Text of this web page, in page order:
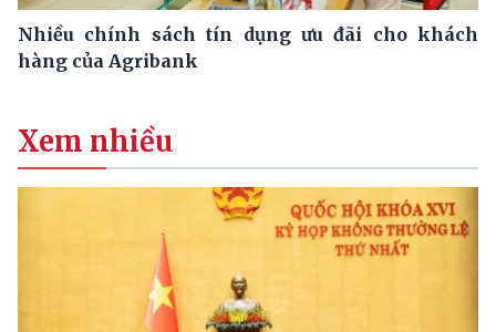
Nhiều chính sách tín dụng ưu đãi cho khách
hàng của Agribank
Xem nhiều